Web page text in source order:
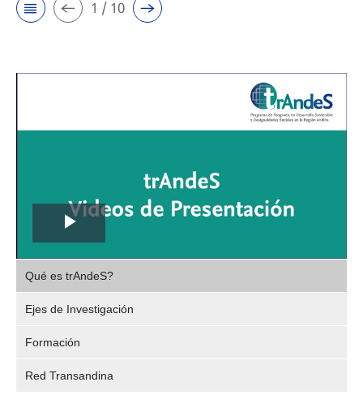
1 / 10
Play
Video
Qué es trAndeS?
Ejes de Investigación
Formación
Red Transandina